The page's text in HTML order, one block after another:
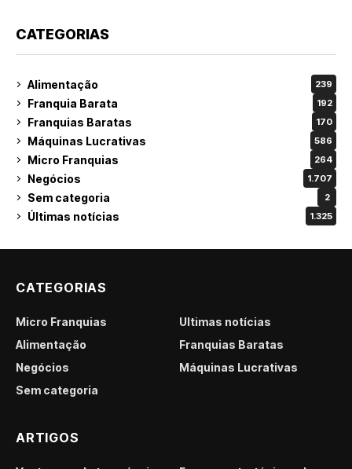
CATEGORIAS
Alimentação 239
Franquia Barata 192
Franquias Baratas 170
Máquinas Lucrativas 586
Micro Franquias 264
Negócios 1.707
Sem categoria 2
Últimas notícias 1.325
CATEGORIAS
Micro Franquias
Últimas notícias
Alimentação
Franquias Baratas
Negócios
Máquinas Lucrativas
Sem categoria
ARTIGOS